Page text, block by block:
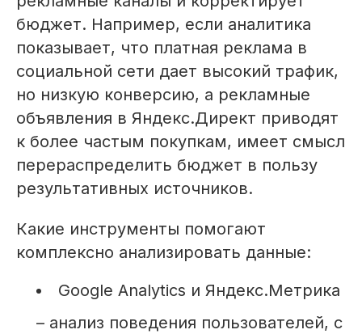
бюджет. Например, если аналитика
показывает, что платная реклама в
социальной сети дает высокий трафик,
но низкую конверсию, а рекламные
объявления в Яндекс.Директ приводят
к более частым покупкам, имеет смысл
перераспределить бюджет в пользу
результативных источников.
Какие инструменты помогают
комплексно анализировать данные:
Google Analytics и Яндекс.Метрика
– анализ поведения пользователей, с